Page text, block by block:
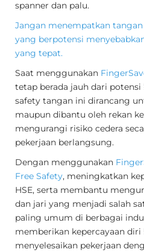
spanner dan palu.
Jangan menempatkan tangan
yang berpotensi
yang tepat.
Saat menggunakan
tetap berada jauh dari potensi
safety tangan ini dirancang
maupun dibantu oleh rekan
mengurangi risiko cedera
pekerjaan berlangsung.
Dengan menggunakan
Free Safety, meningkatkan
HSE, serta membantu
dan jari yang menjadi salah
paling umum di berbagai
memberikan kepercayaan
menyelesaikan pekerjaan